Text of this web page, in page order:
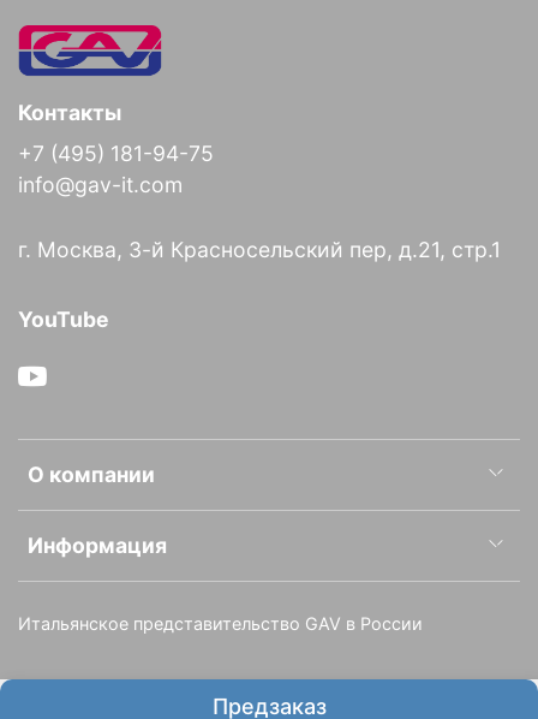
Предзаказ
О компании
Информация
Контакты
+7 (495) 181-94-75
info@gav-it.com
г. Москва, 3-й Красносельский пер, д.21, стр.1
YouTube
Итальянское представительство GAV в России